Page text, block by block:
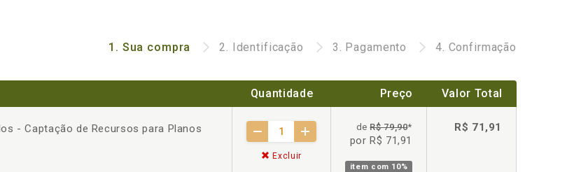
1. Sua compra 2. Identificação 3. Pagamento 4. Confirmação
Quantidade Preço Valor Total
- Captação de Recursos para Planos
Excluir
deR$ 79,90*
por R$ 71,91
item com 10%
R$ 71,91